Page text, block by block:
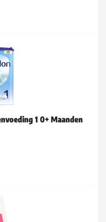
1 0+ Maanden